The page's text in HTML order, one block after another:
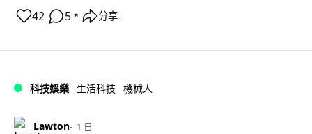
42 5 ↗ 分享
科技娛樂 生活科技 機械人
Lawton 1 日